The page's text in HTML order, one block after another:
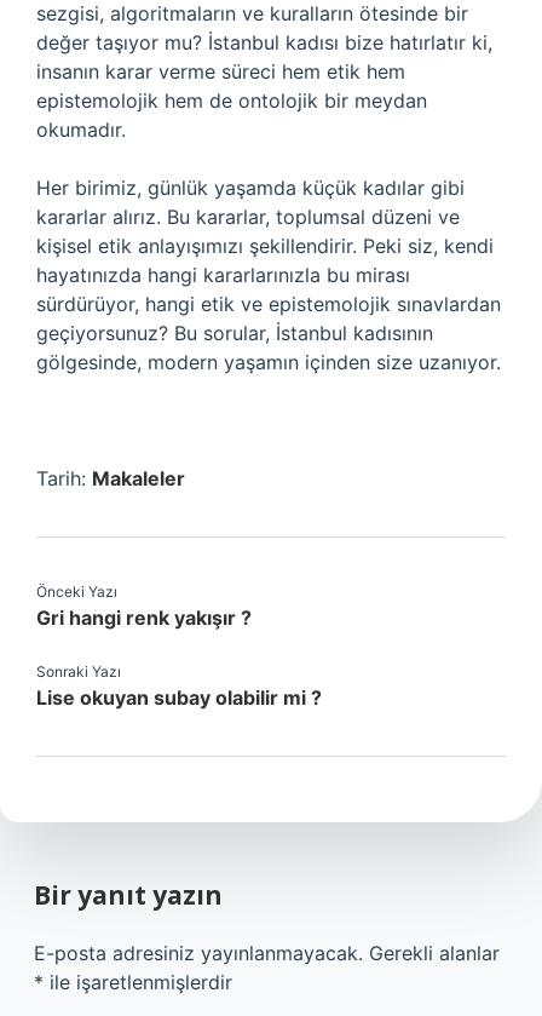
sezgisi, algoritmaların ve kuralların ötesinde bir
değer taşıyor mu? İstanbul kadısı bize hatırlatır ki,
insanın karar verme süreci hem etik hem
epistemolojik hem de ontolojik bir meydan
okumadır.
Her birimiz, günlük yaşamda küçük kadılar gibi
kararlar alırız. Bu kararlar, toplumsal düzeni ve
kişisel etik anlayışımızı şekillendirir. Peki siz, kendi
hayatınızda hangi kararlarınızla bu mirası
sürdürüyor, hangi etik ve epistemolojik sınavlardan
geçiyorsunuz? Bu sorular, İstanbul kadısının
gölgesinde, modern yaşamın içinden size uzanıyor.
Tarih: Makaleler
Önceki Yazı
Gri hangi renk yakışır ?
Sonraki Yazı
Lise okuyan subay olabilir mi ?
Bir yanıt yazın
E-posta adresiniz yayınlanmayacak. Gerekli alanlar
* ile işaretlenmişlerdir